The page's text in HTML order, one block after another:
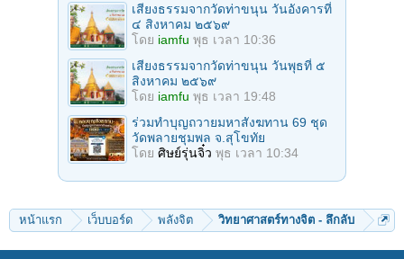
เสียงธรรมจากวัดท่าขนุน วันอังคารที่
๔ สิงหาคม ๒๕๖๙
โดย iamfu พุธ เวลา 10:36
เสียงธรรมจากวัดท่าขนุน วันพุธที่ ๕
สิงหาคม ๒๕๖๙
โดย iamfu พุธ เวลา 19:48
ร่วมทําบุญถวายมหาสังฆทาน 69 ชุด
วัดพลายชุมพล จ.สุโขทัย
โดย ศิษย์รุ่นจิ๋ว พุธ เวลา 10:34
หน้าแรก เว็บบอร์ด พลังจิต วิทยาศาสตร์ทางจิต - ลึกลับ